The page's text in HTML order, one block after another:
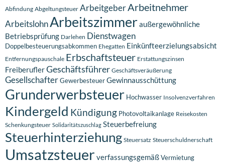
Abfindung Abgeltungsteuer ArbeitgeberArbeitnehmer
ArbeitslohnArbeitszimmeraußergewöhnliche
Betriebsprüfung Darlehen Dienstwagen
Doppelbesteuerungsabkommen Ehegatten Einkünfteerzielungsabsicht
Entfernungspauschale Erbschaftsteuer Erstattungszinsen
FreiberuflerGeschäftsführer Geschäftsveräußerung
GesellschafterGewerbesteuerGewinnausschüttung
Grunderwerbsteuer Hochwasser Insolvenzverfahren
Kindergeld Kündigung Photovoltaikanlage Reisekosten
Schenkungsteuer Solidaritätszuschlag Steuerbefreiung
Steuerhinterziehung Steuersatz Steuerschuldnerschaft
Umsatzsteuer verfassungsgemäßVermietung